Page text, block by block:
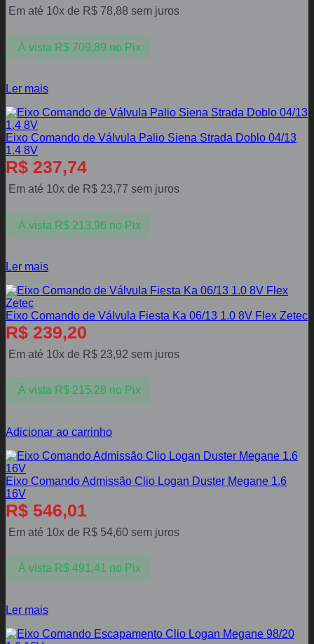
Em até 10x de R$ 78,88 sem juros
À vista R$709,89 no Pix
Ler mais
Eixo Comando de Válvula Palio Siena Strada Doblo 04/13
1.4 8V
R$ 237,74
Em até 10x de R$ 23,77 sem juros
À vista R$213,96 no Pix
Ler mais
Eixo Comando de Válvula Fiesta Ka 06/13 1.0 8V Flex Zetec
R$ 239,20
Em até 10x de R$ 23,92 sem juros
À vista R$215,28 no Pix
Adicionar ao carrinho
Eixo Comando Admissão Clio Logan Duster Megane 1.6
16V
R$ 546,01
Em até 10x de R$ 54,60 sem juros
À vista R$491,41 no Pix
Ler mais